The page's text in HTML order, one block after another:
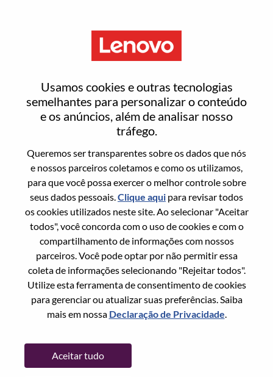
Usamos cookies e outras tecnologias
semelhantes para personalizar o conteúdo
e os anúncios, além de analisar nosso
tráfego.
Queremos ser transparentes sobre os dados que nós
e nossos parceiros coletamos e como os utilizamos,
para que você possa exercer o melhor controle sobre
seus dados pessoais.Clique aqui para revisar todos
os cookies utilizados neste site. Ao selecionar "Aceitar
todos", você concorda com o uso de cookies e com o
compartilhamento de informações com nossos
parceiros. Você pode optar por não permitir essa
coleta de informações selecionando "Rejeitar todos".
Utilize esta ferramenta de consentimento de cookies
para gerenciar ou atualizar suas preferências. Saiba
mais em nossa Declaração de Privacidade.
Aceitar tudo
Redefinir senha
Tem certeza que deseja redefinir sua
Enter the email address associated with your
account, then click "Continue".
Vamos enviar por email um link para você
redefinir sua senha.
Redefinir senha com seu email
Email*
Continuar